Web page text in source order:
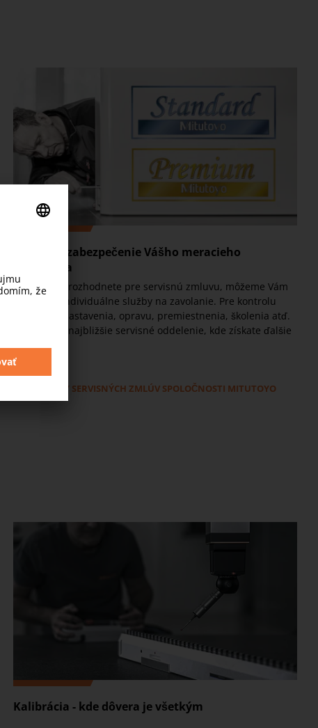
Výhody a zabezpečenie Vášho meracieho
zariadenia
Pokiaľ sa nerozhodnete pre servisnú zmluvu, môžeme Vám
ponúknuť individuálne služby na zavolanie. Pre kontrolu
presnosti, nastavenia, opravu, premiestnenia, školenia atď.
kontaktujte najbližšie servisné oddelenie, kde získate ďalšie
informácie.
VÝHODY SERVISNÝCH ZMLÚV SPOLOČNOSTI MITUTOYO
Kalibrácia - kde dôvera je všetkým